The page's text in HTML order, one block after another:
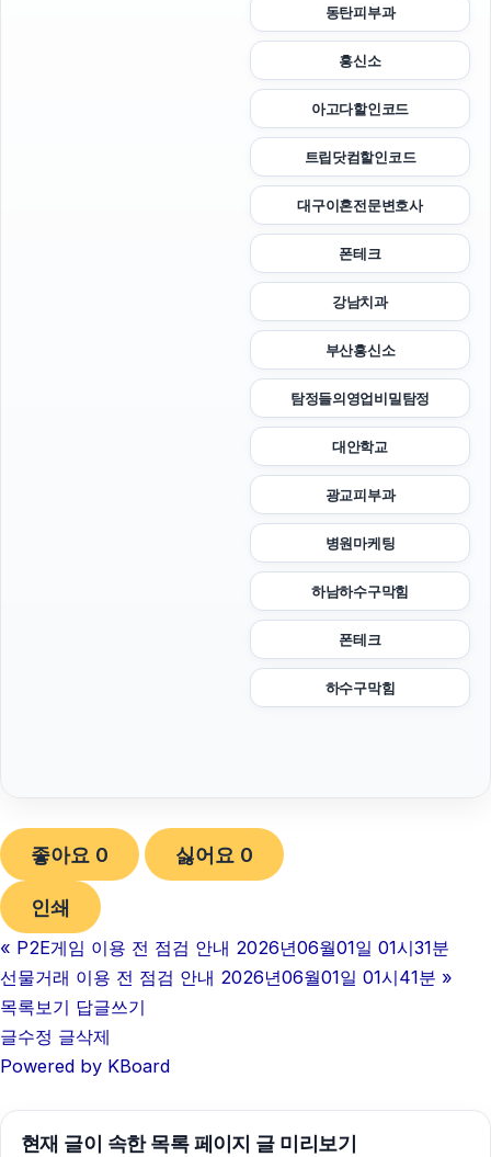
동탄피부과
흥신소
아고다할인코드
트립닷컴할인코드
대구이혼전문변호사
폰테크
강남치과
부산흥신소
탐정들의영업비밀탐정
대안학교
광교피부과
병원마케팅
하남하수구막힘
폰테크
하수구막힘
좋아요 0 싫어요 0
인쇄
« P2E게임 이용 전 점검 안내 2026년06월01일 01시31분
선물거래 이용 전 점검 안내 2026년06월01일 01시41분 »
목록보기 답글쓰기
글수정 글삭제
Powered by KBoard
현재 글이 속한 목록 페이지 글 미리보기